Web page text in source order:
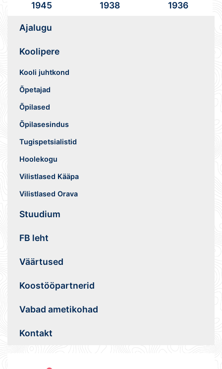
1945
1938 1936
Ajalugu
Koolipere
Kooli juhtkond
Õpetajad
Õpilased
Õpilasesindus
Tugispetsialistid
Hoolekogu
Vilistlased Kääpa
Vilistlased Orava
Stuudium
FB leht
Väärtused
Koostööpartnerid
Vabad ametikohad
Kontakt